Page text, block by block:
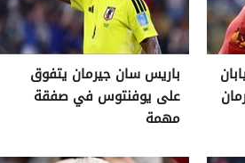
باريس سان جيرمان يتفوق
على يوفنتوس في صفقة
مهمة